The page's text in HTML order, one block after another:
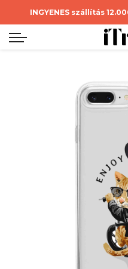
INGYENES szállítás